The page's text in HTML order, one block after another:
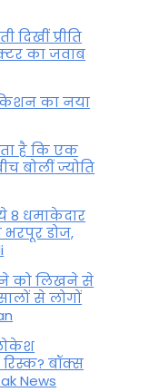
दिखीं प्रीति
का जवाब
का नया
है कि एक
बोलीं ज्योति
8 धमाकेदार
डोज,
को लिखने से
से लोगों
बॉक्स
News